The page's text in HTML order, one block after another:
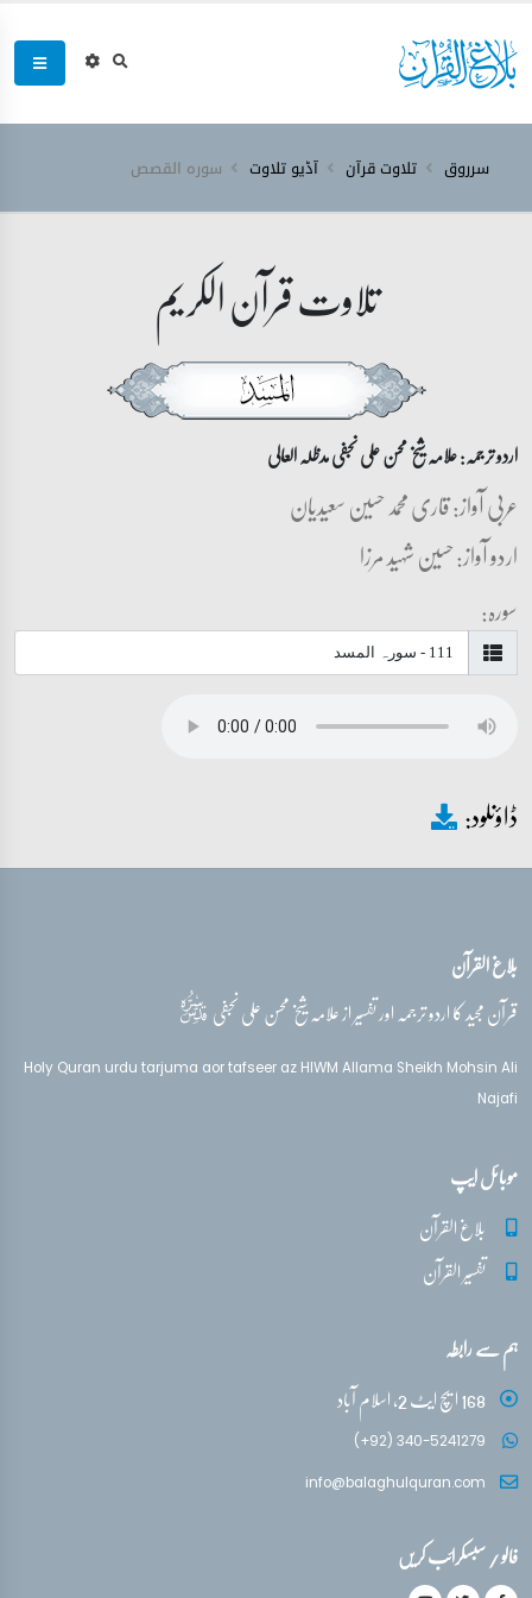
سرروق تلاوت قرآن آڈیو تلاوت سورہ ‎القصص‎
تلاوت قرآن الکریم
اردو ترجمہ: علامہ شیخ محسن علی نجفی مدظلہ العالی
عربی آواز: قاری محمد حسین سعیدیان
اردو آواز: حسین شہید مرزا
سورہ:
ڈاؤنلود:
بلاغ القرآن
قرآن مجید کا اردو ترجمہ اور تفسیر از علامہ شیخ محسن علی نجفیقدس‌سره
Holy Quran urdu tarjuma aor tafseer az HIWM Allama Sheikh Mohsin Ali
Najafi
موبائل ایپ
بلاغ القرآن
تفسیر القرآن
ہم سے رابطہ
168 ایچ ایٹ 2، اسلام آباد
(+92) 340-5241279
info@balaghulquran.com
فالو / سبسکرائب کریں